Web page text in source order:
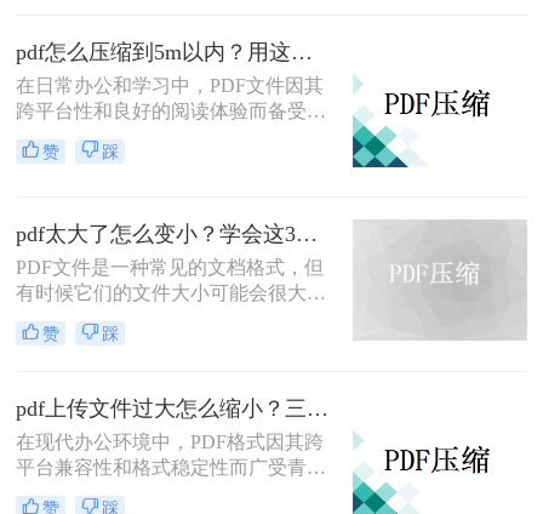
介绍两种免费压缩PDF文件的方法。
pdf怎么压缩到5m以内？用这二种压缩方法！
在日常办公和学习中，PDF文件因其
跨平台性和良好的阅读体验而备受欢
迎。然而，有时PDF文件过大，不仅
占用存储空间，还会影响传输速度。
的方法。
赞 踩
pdf太大了怎么变小？学会这3个方法就够了！
PDF文件是一种常见的文档格式，但
有时候它们的文件大小可能会很大，
难以通过电子邮件或其他方式共享。
在这种情况下，大家可以使用以下方
大了怎么变小吧。
赞 踩
pdf上传文件过大怎么缩小？三招助你轻松缩小！
在现代办公环境中，PDF格式因其跨
平台兼容性和格式稳定性而广受青
睐。然而，高清图片、复杂布局和丰
赞 踩